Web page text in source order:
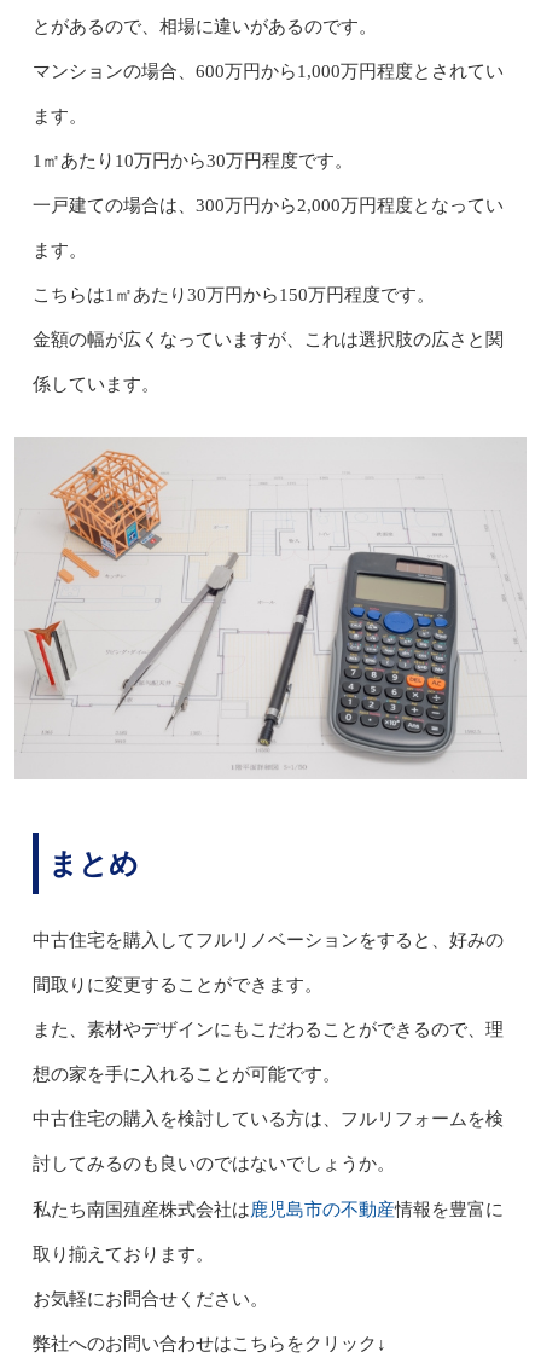
とがあるので、相場に違いがあるのです。
マンションの場合、600万円から1,000万円程度とされてい
ます。
1㎡あたり10万円から30万円程度です。
一戸建ての場合は、300万円から2,000万円程度となってい
ます。
こちらは1㎡あたり30万円から150万円程度です。
金額の幅が広くなっていますが、これは選択肢の広さと関
係しています。
まとめ
中古住宅を購入してフルリノベーションをすると、好みの
間取りに変更することができます。
また、素材やデザインにもこだわることができるので、理
想の家を手に入れることが可能です。
中古住宅の購入を検討している方は、フルリフォームを検
討してみるのも良いのではないでしょうか。
私たち南国殖産株式会社は鹿児島市の不動産情報を豊富に
取り揃えております。
お気軽にお問合せください。
弊社へのお問い合わせはこちらをクリック↓